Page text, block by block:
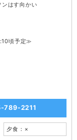
はす向かい
頃予定≫
789-2211
夕食：×